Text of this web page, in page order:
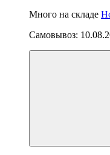
Много на складе
Самовывоз: